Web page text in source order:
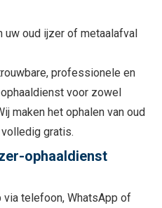
uw oud ijzer of metaalafval
professionele en
voor zowel
maken het ophalen van oud
gratis.
ophaaldienst
telefoon, WhatsApp of